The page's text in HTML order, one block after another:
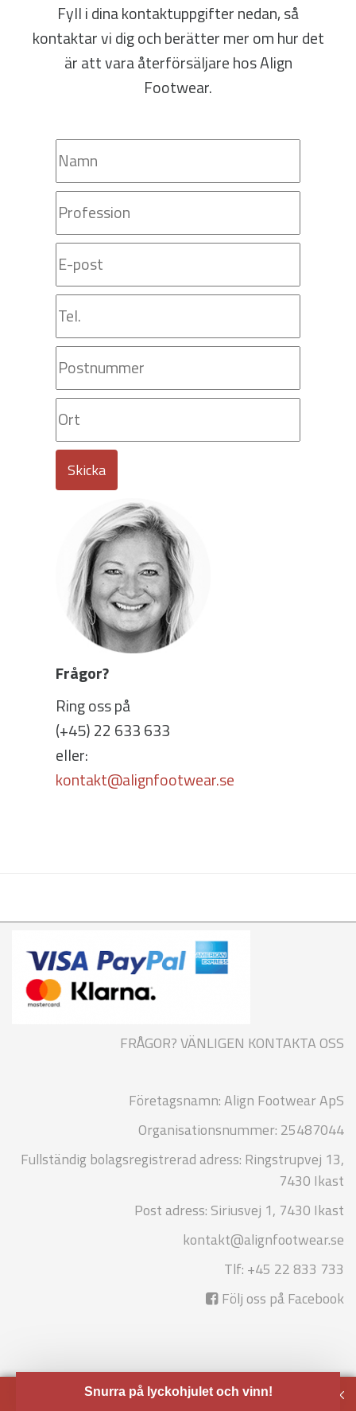
Fyll i dina kontaktuppgifter nedan, så
kontaktar vi dig och berätter mer om hur det
är att vara återförsäljare hos Align
Footwear.
Frågor?
Ring oss på
(+45) 22 633 633
eller:
kontakt@alignfootwear.se
FRÅGOR? VÄNLIGEN KONTAKTA OSS
Företagsnamn: Align Footwear ApS
Organisationsnummer: 25487044
Fullständig bolagsregistrerad adress: Ringstrupvej 13,
7430 Ikast
Post adress: Siriusvej 1, 7430 Ikast
kontakt@alignfootwear.se
Tlf: +45 22 833 733
Följ oss på Facebook
Beställ dina iläggssulor
Snurra på lyckohjulet och vinn!